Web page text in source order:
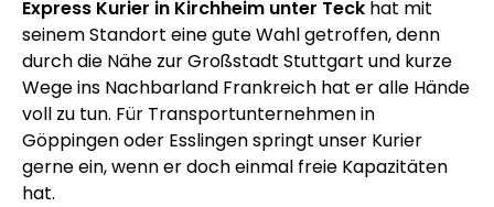
Express Kurier in Kirchheim unter Teck hat mit
seinem Standort eine gute Wahl getroffen, denn
durch die Nähe zur Großstadt Stuttgart und kurze
Wege ins Nachbarland Frankreich hat er alle Hände
voll zu tun. Für Transportunternehmen in
Göppingen oder Esslingen springt unser Kurier
gerne ein, wenn er doch einmal freie Kapazitäten
hat.